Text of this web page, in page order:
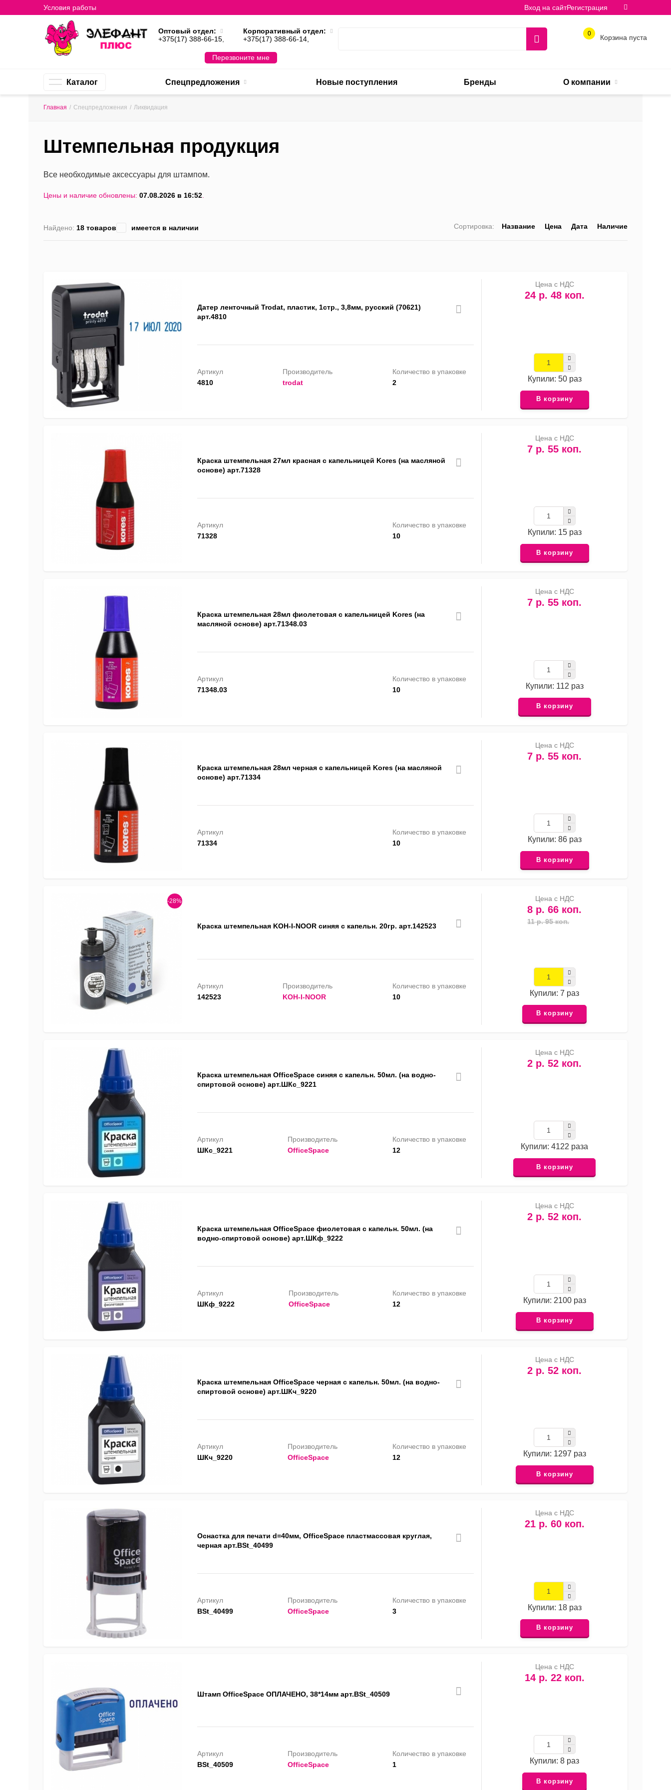
Условия работы Вход на сайтРегистрация
0 Корзина пуста
Оптовый отдел:
+375(17) 388-66-15,
Корпоративный отдел:
+375(17) 388-66-14,
Перезвоните мне
Каталог Спецпредложения Новые поступления Бренды О компании
Главная / Спецпредложения / Ликвидация
Штемпельная продукция
Все необходимые аксессуары для штампом.
Цены и наличие обновлены: 07.08.2026 в 16:52.
Найдено: 18 товаров имеется в наличии Сортировка: Название Цена Дата Наличие
Датер ленточный Trodat, пластик, 1стр., 3,8мм, русский (70621)
арт.4810
Артикул
4810
Производитель
trodat
Количество в упаковке
2
Цена с НДС
24 р. 48 коп.
Купили: 50 раз
В корзину
Краска штемпельная 27мл красная с капельницей Kores (на масляной
основе) арт.71328
Артикул
71328
Количество в упаковке
10
Цена с НДС
7 р. 55 коп.
Купили: 15 раз
В корзину
Краска штемпельная 28мл фиолетовая с капельницей Kores (на
масляной основе) арт.71348.03
Артикул
71348.03
Количество в упаковке
10
Цена с НДС
7 р. 55 коп.
Купили: 112 раз
В корзину
Краска штемпельная 28мл черная с капельницей Kores (на масляной
основе) арт.71334
Артикул
71334
Количество в упаковке
10
Цена с НДС
7 р. 55 коп.
Купили: 86 раз
В корзину
-28%
Краска штемпельная KOH-I-NOOR синяя с капельн. 20гр. арт.142523
Артикул
142523
Производитель
KOH-I-NOOR
Количество в упаковке
10
Цена с НДС
8 р. 66 коп.
11 р. 95 коп.
Купили: 7 раз
В корзину
Краска штемпельная OfficeSpace синяя с капельн. 50мл. (на водно-
спиртовой основе) арт.ШКс_9221
Артикул
ШКс_9221
Производитель
OfficeSpace
Количество в упаковке
12
Цена с НДС
2 р. 52 коп.
Купили: 4122 раза
В корзину
Краска штемпельная OfficeSpace фиолетовая с капельн. 50мл. (на
водно-спиртовой основе) арт.ШКф_9222
Артикул
ШКф_9222
Производитель
OfficeSpace
Количество в упаковке
12
Цена с НДС
2 р. 52 коп.
Купили: 2100 раз
В корзину
Краска штемпельная OfficeSpace черная с капельн. 50мл. (на водно-
спиртовой основе) арт.ШКч_9220
Артикул
ШКч_9220
Производитель
OfficeSpace
Количество в упаковке
12
Цена с НДС
2 р. 52 коп.
Купили: 1297 раз
В корзину
Оснастка для печати d=40мм, OfficeSpace пластмассовая круглая,
черная арт.BSt_40499
Артикул
BSt_40499
Производитель
OfficeSpace
Количество в упаковке
3
Цена с НДС
21 р. 60 коп.
Купили: 18 раз
В корзину
Штамп OfficeSpace ОПЛАЧЕНО, 38*14мм арт.BSt_40509
Артикул
BSt_40509
Производитель
OfficeSpace
Количество в упаковке
1
Цена с НДС
14 р. 22 коп.
Купили: 8 раз
В корзину